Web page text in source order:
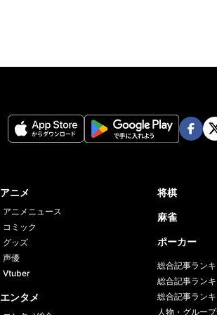
アニメ
アニメニュース
コミック
グッズ
声優
Vtuber
エンタメ
将棋
麻雀
ポーカー
総合記事ラン
総合記事ラン
総合記事ラン
人物・グルー